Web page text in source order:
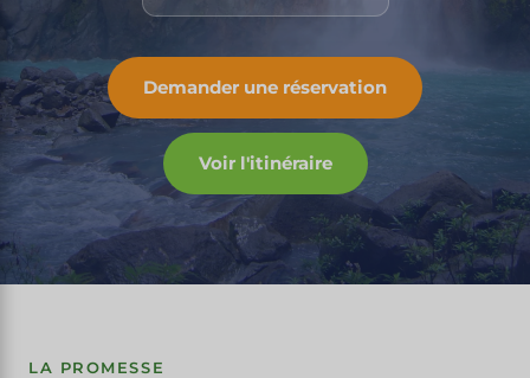
Demander une réservation
Voir l'itinéraire
LA PROMESSE